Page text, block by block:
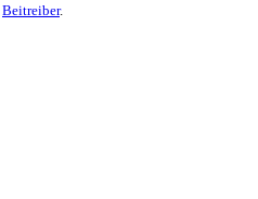
Beitreiber.